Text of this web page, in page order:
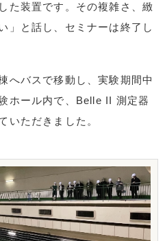
た装置です。その複雑さ、緻
」と話し、セミナーは終了し
へバスで移動し、実験期間中
ホール内で、Belle II 測定器
いただきました。